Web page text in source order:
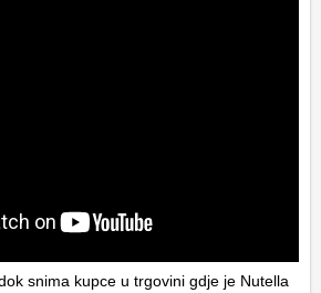
snima kupce u trgovini gdje je Nutella